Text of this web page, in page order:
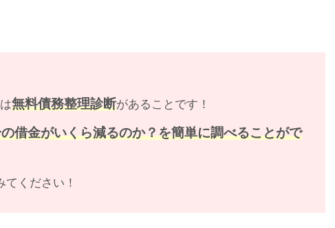
無料債務整理診断があることです！
借金がいくら減るのか？を簡単に調べることがで
ください！